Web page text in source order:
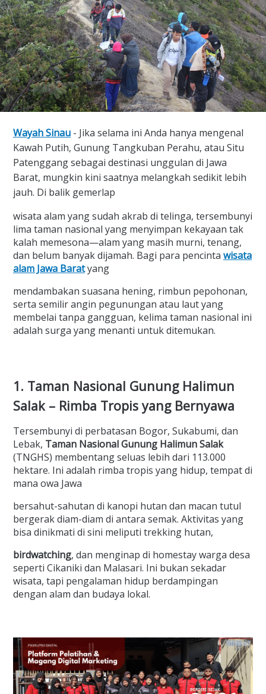
Wayah Sinau - Jika selama ini Anda hanya mengenal
Kawah Putih, Gunung Tangkuban Perahu, atau Situ
Patenggang sebagai destinasi unggulan di Jawa
Barat, mungkin kini saatnya melangkah sedikit lebih
jauh. Di balik gemerlap
wisata alam yang sudah akrab di telinga, tersembunyi
lima taman nasional yang menyimpan kekayaan tak
kalah memesona—alam yang masih murni, tenang,
dan belum banyak dijamah. Bagi para pencinta wisata
alam Jawa Baratyang
mendambakan suasana hening, rimbun pepohonan,
serta semilir angin pegunungan atau laut yang
membelai tanpa gangguan, kelima taman nasional ini
adalah surga yang menanti untuk ditemukan.
1. Taman Nasional Gunung Halimun
Salak – Rimba Tropis yang Bernyawa
Tersembunyi di perbatasan Bogor, Sukabumi, dan
Lebak, Taman Nasional Gunung Halimun Salak
(TNGHS) membentang seluas lebih dari 113.000
hektare. Ini adalah rimba tropis yang hidup, tempat di
mana owa Jawa
bersahut-sahutan di kanopi hutan dan macan tutul
bergerak diam-diam di antara semak. Aktivitas yang
bisa dinikmati di sini meliputi trekking hutan,
birdwatching, dan menginap di homestay warga desa
seperti Cikaniki dan Malasari. Ini bukan sekadar
wisata, tapi pengalaman hidup berdampingan
dengan alam dan budaya lokal.